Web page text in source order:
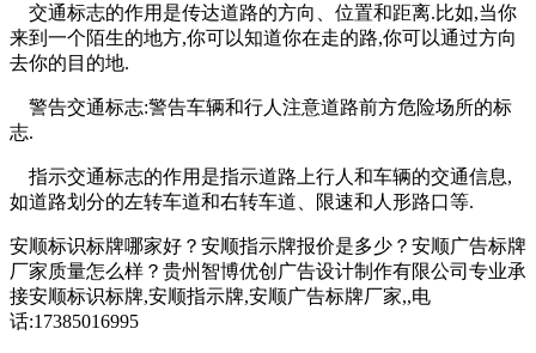
交通标志的作用是传达道路的方向、位置和距离.比如,当你
来到一个陌生的地方,你可以知道你在走的路,你可以通过方向
去你的目的地.
警告交通标志:警告车辆和行人注意道路前方危险场所的标
志.
指示交通标志的作用是指示道路上行人和车辆的交通信息,
如道路划分的左转车道和右转车道、限速和人形路口等.
安顺标识标牌哪家好？安顺指示牌报价是多少？安顺广告标牌
厂家质量怎么样？贵州智博优创广告设计制作有限公司专业承
接安顺标识标牌,安顺指示牌,安顺广告标牌厂家,,电
话:17385016995